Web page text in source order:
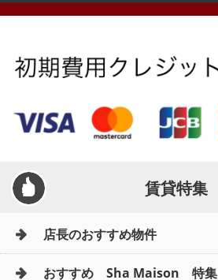
賃貸特集
店長のおすすめ物件
おすすめ Sha Maison 特集